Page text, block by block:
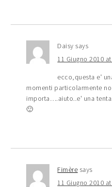
Daisy says
11 Giugno 2010
ecco,questa e'
momenti particolarmente
importa….aiuto..e' una
🙂
Fimère says
11 Giugno 2010